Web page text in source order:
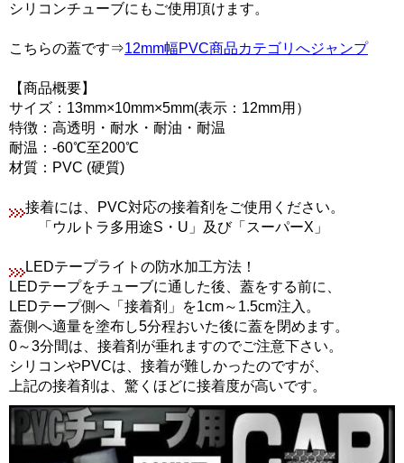
シリコンチューブにもご使用頂けます。
こちらの蓋です⇒12mm幅PVC商品カテゴリへジャンプ
【商品概要】
サイズ：13mm×10mm×5mm(表示：12mm用）
特徴：高透明・耐水・耐油・耐温
耐温：-60℃至200℃
材質：PVC (硬質)
接着には、PVC対応の接着剤をご使用ください。
「ウルトラ多用途S・U」及び「スーパーX」
LEDテープライトの防水加工方法！
LEDテープをチューブに通した後、蓋をする前に、
LEDテープ側へ「接着剤」を1cm～1.5cm注入。
蓋側へ適量を塗布し5分程おいた後に蓋を閉めます。
0～3分間は、接着剤が垂れますのでご注意下さい。
シリコンやPVCは、接着が難しかったのですが、
上記の接着剤は、驚くほどに接着度が高いです。